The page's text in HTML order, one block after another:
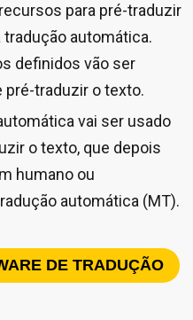
para pré-traduzir
automática.
definidos vão ser
pré-traduzir o texto.
vai ser usado
o texto, que depois
humano ou
automática (MT).
DE TRADUÇÃO